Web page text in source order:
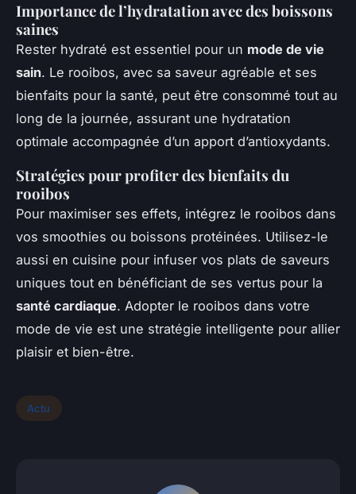
Importance de l’hydratation avec des boissons
saines
Rester hydraté est essentiel pour un mode de vie
sain. Le rooibos, avec sa saveur agréable et ses
bienfaits pour la santé, peut être consommé tout au
long de la journée, assurant une hydratation
optimale accompagnée d’un apport d’antioxydants.
Stratégies pour profiter des bienfaits du
rooibos
Pour maximiser ses effets, intégrez le rooibos dans
vos smoothies ou boissons protéinées. Utilisez-le
aussi en cuisine pour infuser vos plats de saveurs
uniques tout en bénéficiant de ses vertus pour la
santé cardiaque. Adopter le rooibos dans votre
mode de vie est une stratégie intelligente pour allier
plaisir et bien-être.
Actu